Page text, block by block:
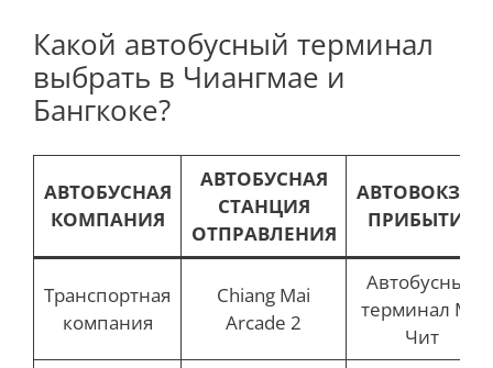
Какой автобусный терминал
выбрать в Чиангмае и
Бангкоке?
АВТОБУСНАЯ
КОМПАНИЯ
АВТОБУСНАЯ
СТАНЦИЯ
ОТПРАВЛЕНИЯ
АВТОВОКЗАЛ
ПРИБЫТИЯ
Транспортная
компания
Chiang Mai
Arcade 2
Автобусный
терминал Мо
Чит